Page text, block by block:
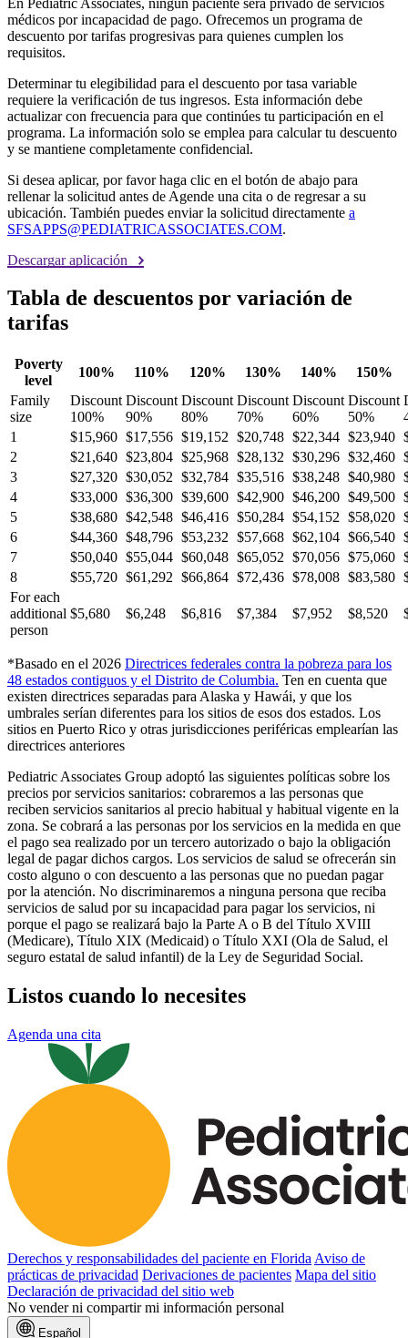
médicos por incapacidad de pago. Ofrecemos un programa de
descuento por tarifas progresivas para quienes cumplen los
requisitos.
Determinar tu elegibilidad para el descuento por tasa variable
requiere la verificación de tus ingresos. Esta información debe
actualizar con frecuencia para que continúes tu participación en el
programa. La información solo se emplea para calcular tu descuento
y se mantiene completamente confidencial.
Si desea aplicar, por favor haga clic en el botón de abajo para
rellenar la solicitud antes de Agende una cita o de regresar a su
ubicación. También puedes enviar la solicitud directamente a
SFSAPPS@PEDIATRICASSOCIATES.COM.
Descargar aplicación
Tabla de descuentos por variación de
tarifas
Poverty
level
100% 110% 120% 130% 140%
150%
Family
size
Discount
100%
Discount
90%
Discount
80%
Discount
70%
Discount
60%
Discount
50%
1
$15,960 $17,556 $19,152 $20,748 $22,344 $23,940
2
$21,640 $23,804 $25,968 $28,132 $30,296 $32,460
3
$27,320 $30,052 $32,784 $35,516 $38,248 $40,980
4
$33,000 $36,300 $39,600 $42,900 $46,200 $49,500
5
$38,680 $42,548 $46,416 $50,284 $54,152 $58,020
6
$44,360 $48,796 $53,232 $57,668 $62,104 $66,540
7
$50,040 $55,044 $60,048 $65,052 $70,056 $75,060
8
$55,720 $61,292 $66,864 $72,436 $78,008 $83,580
For each
additional
person
$5,680 $6,248 $6,816 $7,384 $7,952 $8,520
*Basado en el 2026 Directrices federales contra la pobreza para los
48 estados contiguos y el Distrito de Columbia. Ten en cuenta que
existen directrices separadas para Alaska y Hawái, y que los
umbrales serían diferentes para los sitios de esos dos estados. Los
sitios en Puerto Rico y otras jurisdicciones periféricas emplearían las
directrices anteriores
Pediatric Associates Group adoptó las siguientes políticas sobre los
precios por servicios sanitarios: cobraremos a las personas que
reciben servicios sanitarios al precio habitual y habitual vigente en la
zona. Se cobrará a las personas por los servicios en la medida en que
el pago sea realizado por un tercero autorizado o bajo la obligación
legal de pagar dichos cargos. Los servicios de salud se ofrecerán sin
costo alguno o con descuento a las personas que no puedan pagar
por la atención. No discriminaremos a ninguna persona que reciba
servicios de salud por su incapacidad para pagar los servicios, ni
porque el pago se realizará bajo la Parte A o B del Título XVIII
(Medicare), Título XIX (Medicaid) o Título XXI (Ola de Salud, el
seguro estatal de salud infantil) de la Ley de Seguridad Social.
Listos cuando lo necesites
Agenda una cita
Derechos y responsabilidades del paciente en Florida Aviso de
prácticas de privacidad Derivaciones de pacientes Mapa del sitio
Declaración de privacidad del sitio web
No vender ni compartir mi información personal
Español